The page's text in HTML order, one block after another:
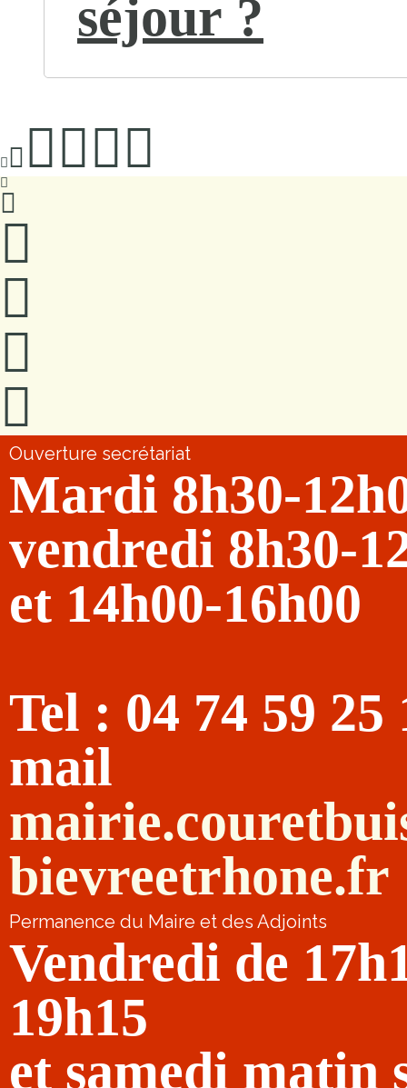
séjour ?
Ouverture secrétariat
Mardi 8h30-
vendredi 8h30-
et 14h00-16h00
Tel : 04 74 59 25
mail
bievreetrhone.fr
Permanence du Maire et des Adjoints
Vendredi de
19h15
et samedi matin